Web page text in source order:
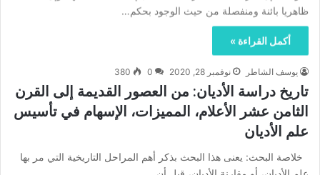
ظاهريا بائنة ومنفصلة من حيث الوجود بحكم…
أكمل القراءة »
يوسف الشاطر نوفمبر 28, 2020 0
380
تاريخ دراسة الأديان: من العصور القديمة إلى القرن
الثامن عشر الأعلام، المميزات، الإسهام في تأسيس
علم الأديان
خلاصة البحث: يعنى هذا البحث بذكر أهم المراحل التاريخية التي مر بها